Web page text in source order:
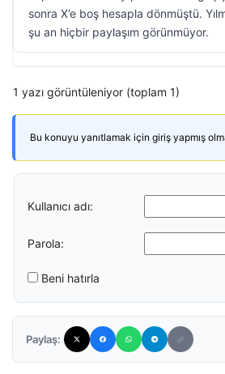
sonra X’e boş hesapla dönmüştü.
şu an hiçbir paylaşım görünmüyor.
1 yazı görüntüleniyor (toplam 1)
Bu konuyu yanıtlamak için giriş yapmış
Kullanıcı adı:
Parola:
Beni hatırla
Paylaş: